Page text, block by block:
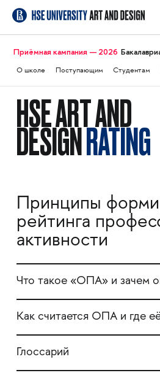
Приёмная кампания — 2026
О школе Поступающим Студентам
HSE ART AND
DESIGN RATING
Принципы
рейтинга
активности
Что такое «ОПА» и зачем
Как считается ОПА и где
Глоссарий